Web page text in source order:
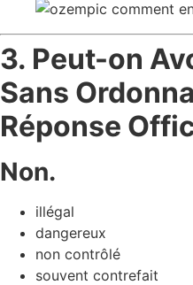
3. Peut-on
Sans
Réponse
Non.
illégal
dangereux
non contrôlé
souvent contrefait